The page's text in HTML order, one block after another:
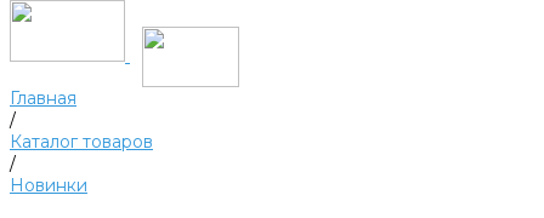
Главная
/
Каталог товаров
/
Новинки